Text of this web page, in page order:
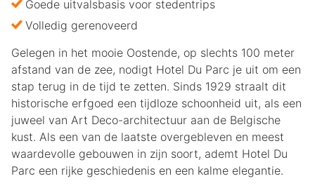
Goede uitvalsbasis voor stedentrips
Volledig gerenoveerd
Gelegen in het mooie Oostende, op slechts 100 meter
afstand van de zee, nodigt Hotel Du Parc je uit om een
stap terug in de tijd te zetten. Sinds 1929 straalt dit
historische erfgoed een tijdloze schoonheid uit, als een
juweel van Art Deco-architectuur aan de Belgische
kust. Als een van de laatste overgebleven en meest
waardevolle gebouwen in zijn soort, ademt Hotel Du
Parc een rijke geschiedenis en een kalme elegantie.